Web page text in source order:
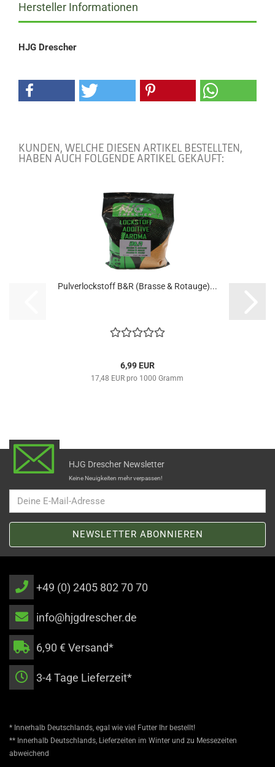
Hersteller Informationen
HJG Drescher
KUNDEN, WELCHE DIESEN ARTIKEL BESTELLTEN,
HABEN AUCH FOLGENDE ARTIKEL GEKAUFT:
Pulverlockstoff B&R (Brasse & Rotauge)...
6,99 EUR
17,48 EUR pro 1000 Gramm
HJG Drescher Newsletter
Keine Neuigkeiten mehr verpassen!
+49 (0) 2405 802 70 70
info@hjgdrescher.de
6,90 € Versand*
3-4 Tage Lieferzeit*
* Innerhalb Deutschlands, egal wie viel Futter Ihr bestellt!
** Innerhalb Deutschlands, Lieferzeiten im Winter und zu Messezeiten
abweichend